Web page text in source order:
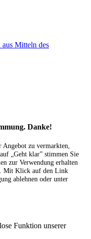
Mitteln des
Danke!
Angebot zu vermarkten,
„Geht klar” stimmen Sie
zur Verwendung erhalten
. Mit Klick auf den Link
ablehnen oder unter
Funktion unserer